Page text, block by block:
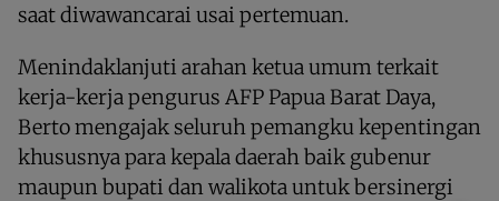
saat diwawancarai usai pertemuan.
Menindaklanjuti arahan ketua umum terkait
kerja-kerja pengurus AFP Papua Barat Daya,
Berto mengajak seluruh pemangku kepentingan
khususnya para kepala daerah baik gubenur
maupun bupati dan walikota untuk bersinergi